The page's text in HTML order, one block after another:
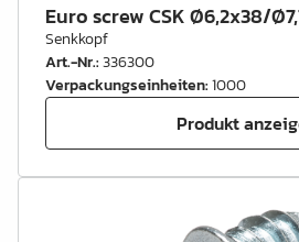
Euro screw CSK Ø6,2x38/
Senkkopf
Art.-Nr.:336300
Verpackungseinheiten:1000
Produkt